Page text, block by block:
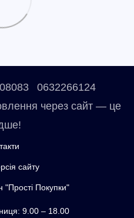
0632266124
через сайт — це
сайту
"Прості Покупки"
9.00 – 18.00